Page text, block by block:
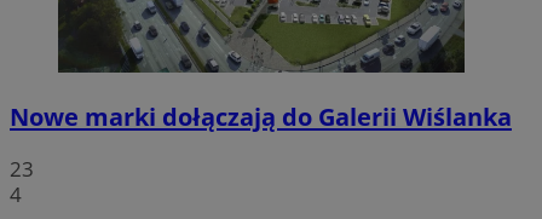
Nowe marki dołączają do Galerii Wiślanka
23
4